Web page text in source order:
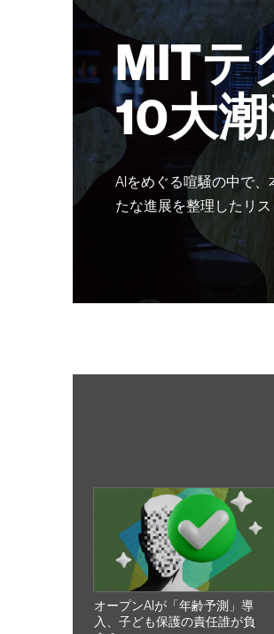
MITテ
10大
AIをめぐる喧騒の中で
たな進展を整理したリス
オープンAIが「年齢予測」導
入、子ども保護の責任誰が負